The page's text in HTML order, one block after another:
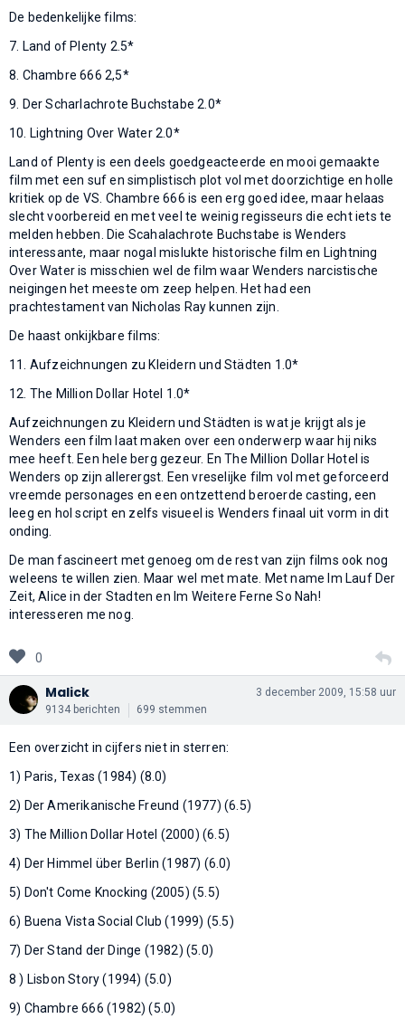
De bedenkelijke films:
7. Land of Plenty 2.5*
8. Chambre 666 2,5*
9. Der Scharlachrote Buchstabe 2.0*
10. Lightning Over Water 2.0*
Land of Plenty is een deels goedgeacteerde en mooi gemaakte
film met een suf en simplistisch plot vol met doorzichtige en holle
kritiek op de VS. Chambre 666 is een erg goed idee, maar helaas
slecht voorbereid en met veel te weinig regisseurs die echt iets te
melden hebben. Die Scahalachrote Buchstabe is Wenders
interessante, maar nogal mislukte historische film en Lightning
Over Water is misschien wel de film waar Wenders narcistische
neigingen het meeste om zeep helpen. Het had een
prachtestament van Nicholas Ray kunnen zijn.
De haast onkijkbare films:
11. Aufzeichnungen zu Kleidern und Städten 1.0*
12. The Million Dollar Hotel 1.0*
Aufzeichnungen zu Kleidern und Städten is wat je krijgt als je
Wenders een film laat maken over een onderwerp waar hij niks
mee heeft. Een hele berg gezeur. En The Million Dollar Hotel is
Wenders op zijn allerergst. Een vreselijke film vol met geforceerd
vreemde personages en een ontzettend beroerde casting, een
leeg en hol script en zelfs visueel is Wenders finaal uit vorm in dit
onding.
De man fascineert met genoeg om de rest van zijn films ook nog
weleens te willen zien. Maar wel met mate. Met name Im Lauf Der
Zeit, Alice in der Stadten en Im Weitere Ferne So Nah!
interesseren me nog.
0
Malick
9134 berichten 699 stemmen
3 december 2009, 15:58 uur
Een overzicht in cijfers niet in sterren:
1) Paris, Texas (1984) (8.0)
2) Der Amerikanische Freund (1977) (6.5)
3) The Million Dollar Hotel (2000) (6.5)
4) Der Himmel über Berlin (1987) (6.0)
5) Don't Come Knocking (2005) (5.5)
6) Buena Vista Social Club (1999) (5.5)
7) Der Stand der Dinge (1982) (5.0)
8 ) Lisbon Story (1994) (5.0)
9) Chambre 666 (1982) (5.0)